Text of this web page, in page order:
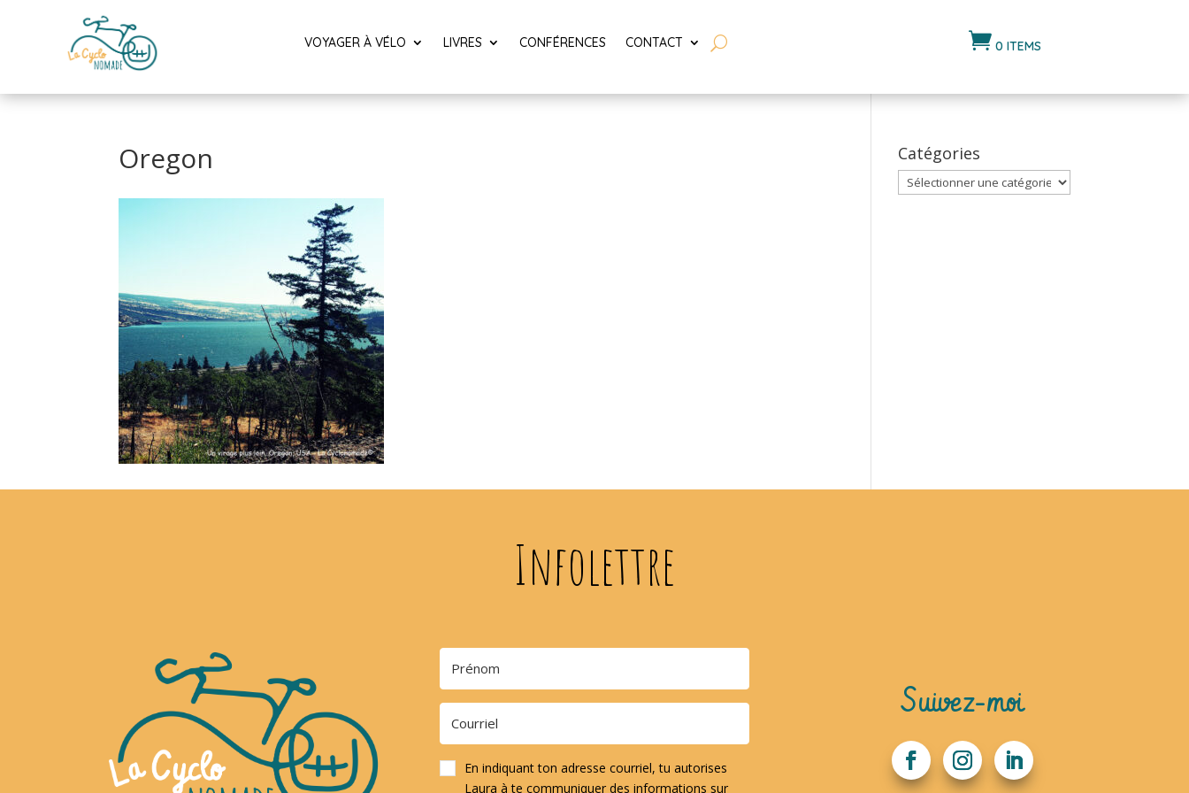
VOYAGER À VÉLO LIVRES CONFÉRENCES CONTACT  0 ITEMS
Oregon Catégories
Catégories
Infolettre
En indiquant ton adresse courriel, tu autorises
Laura à te communiquer des informations sur
Suivez-moi